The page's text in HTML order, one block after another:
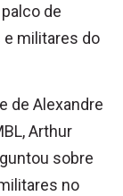
de
militares do
de Alexandre
Arthur
sobre
no